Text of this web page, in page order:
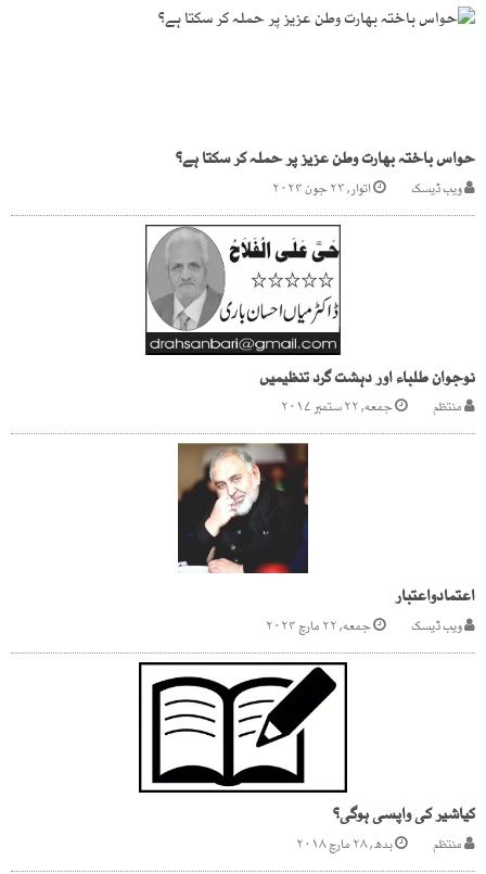
حواس باختہ بھارت وطن عزیز پر حملہ کر سکتا ہے؟
ویب ڈیسک اتوار, ۲۳ جون ۲۰۲۴
نوجوان طلباء اور دہشت گرد تنظیمیں
منتظم جمعه, ۲۲ ستمبر ۲۰۱۷
اعتمادواعتبار
ویب ڈیسک جمعه, ۲۲ مارچ ۲۰۲۴
کیاشیر کی واپسی ہوگی؟
منتظم بدھ, ۲۸ مارچ ۲۰۱۸